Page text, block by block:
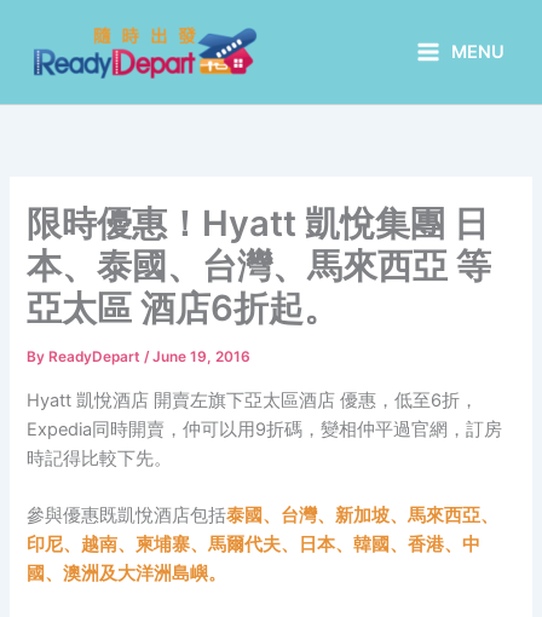
content
MENU
限時優惠！Hyatt 凱悅集團 日
本、泰國、台灣、馬來西亞 等
亞太區 酒店6折起。
By ReadyDepart/June 19, 2016
Hyatt 凱悅酒店 開賣左旗下亞太區酒店 優惠，低至6折，
Expedia同時開賣，仲可以用9折碼，變相仲平過官網，訂房
時記得比較下先。
參與優惠既凱悅酒店包括泰國、台灣、新加坡、馬來西亞、
印尼、越南、柬埔寨、馬爾代夫、日本、韓國、香港、中
國、澳洲及大洋洲島嶼。